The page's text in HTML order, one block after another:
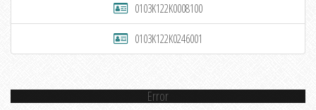
0103K122K0008100
0103K122K0246001
Error